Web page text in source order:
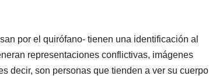
por el quirófano- tienen una identificación al
representaciones conflictivas, imágenes
decir, son personas que tienden a ver su cuerpo